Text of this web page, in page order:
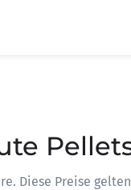
Diese Preise